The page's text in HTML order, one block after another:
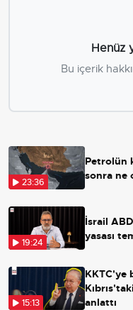
Henüz
Bu içerik
23:36
Petrolün
sonra ne
19:24
İsrail
yasası
15:13
KKTC'ye
anlattı